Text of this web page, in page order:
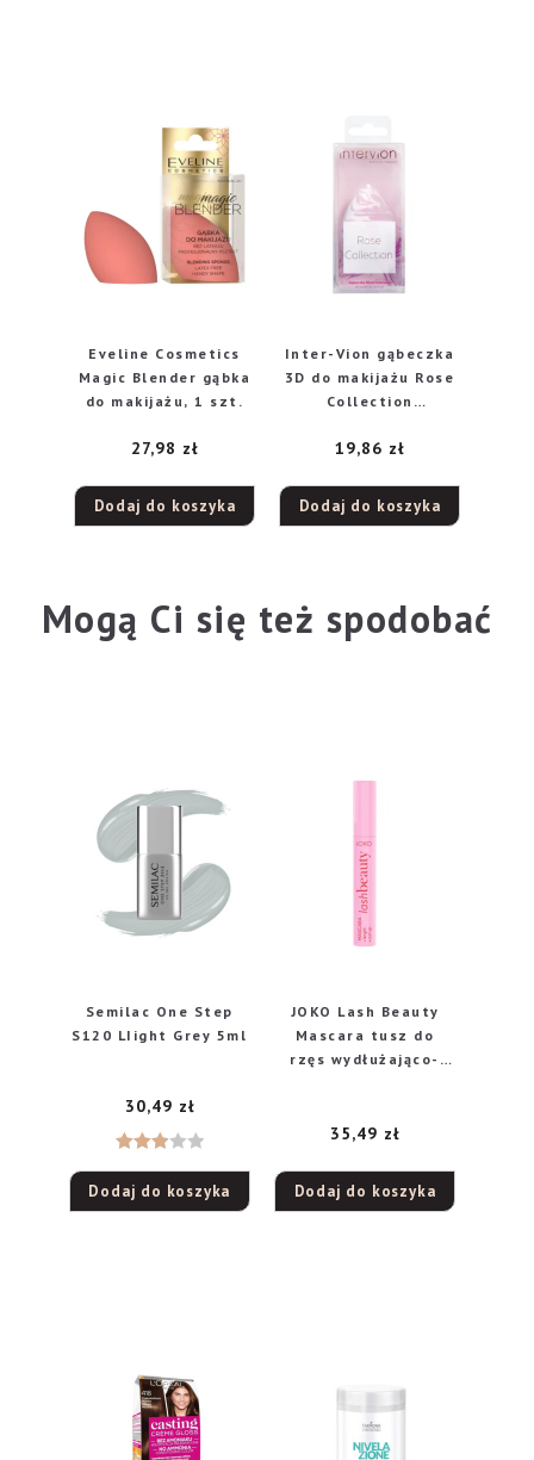
Eveline Cosmetics
Magic Blender gąbka
do makijażu, 1 szt.
27,98 zł
Dodaj do koszyka
Inter-Vion gąbeczka
3D do makijażu Rose
Collection
19,86 zł
Dodaj do koszyka
Mogą Ci się też spodobać
Semilac One Step
S120 LIight Grey 5ml
no
30,49 zł
Dodaj do koszyka
JOKO Lash Beauty
Mascara tusz do
rzęs wydłużająco-
35,49 zł
Dodaj do koszyka